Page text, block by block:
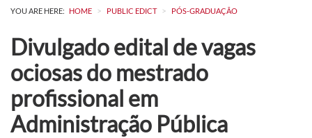
YOU ARE HERE: HOME > PUBLIC EDICT > PÓS-GRADUAÇÃO
Divulgado edital de vagas
ociosas do mestrado
profissional em
Administração Pública